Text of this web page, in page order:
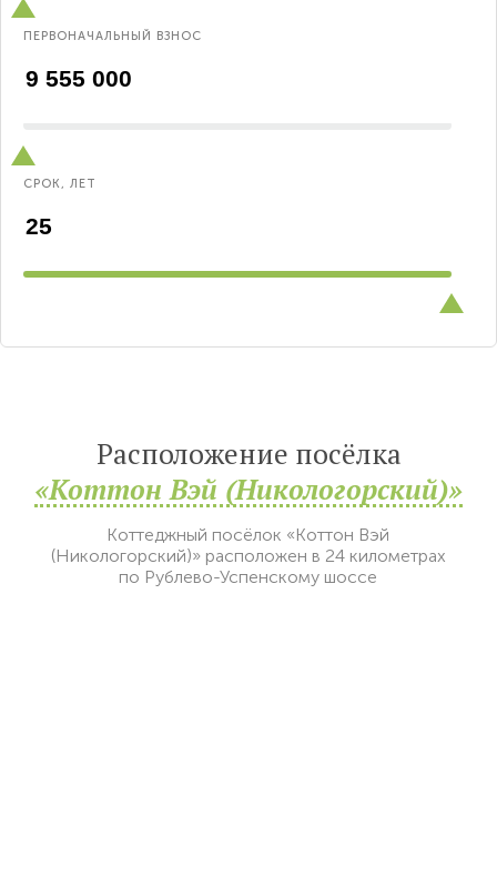
ПЕРВОНАЧАЛЬНЫЙ ВЗНОС
СРОК, ЛЕТ
Расположение посёлка
«Коттон Вэй (Никологорский)»
Коттеджный посёлок «Коттон Вэй
(Никологорский)» расположен в 24 километрах
по Рублево-Успенскому шоссе